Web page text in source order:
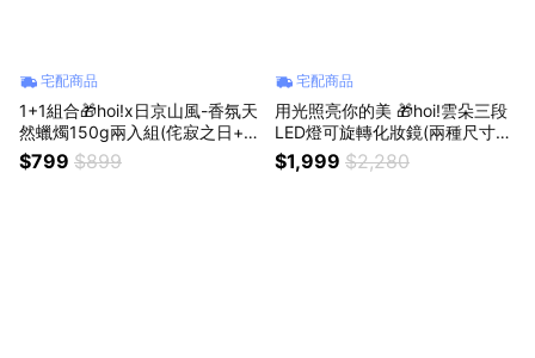
宅配商品
1+1組合🎁hoi!x日京山風-香氛天
然蠟燭150g兩入組(侘寂之日+意
氣之風) 🎁紫羅蘭.雪松.檀香 生
日禮物
$799 $899
宅配商品
用光照亮你的美 🎁hoi!雲朵三段
LED燈可旋轉化妝鏡(兩種尺寸任
選)🎁 生日禮物 女友禮物
$1,999 $2,280